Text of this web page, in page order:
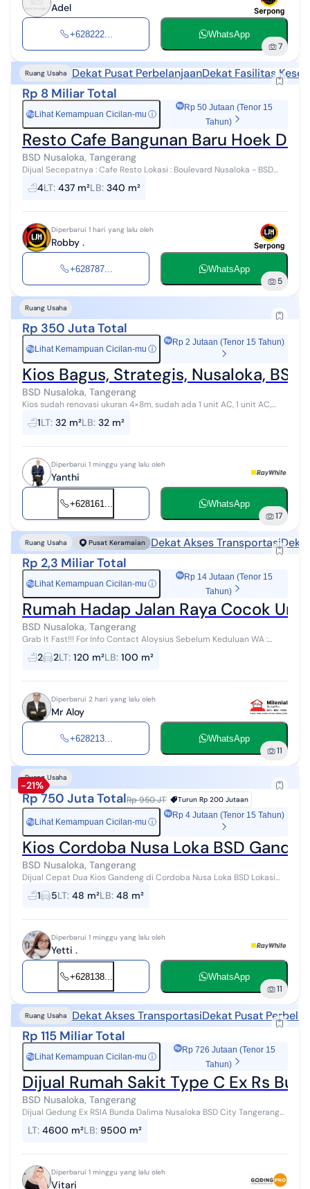
Adel
+628222... WhatsApp
7
Ruang Usaha Dekat Pusat PerbelanjaanDekat Fasilitas
Rp 8 Miliar Total
Rp Lihat Kemampuan Cicilan-mu ⓘ
Rp 50 Jutaan (Tenor 15
Tahun)
Resto Cafe Bangunan Baru Hoek Di
BSD Nusaloka, Tangerang
Dijual Secepatnya : Cafe Resto Lokasi : Boulevard Nusaloka - BSD
City Kondisi : Baru Bangun 2023 - Bagus & Rapi ai LT : 437 M² LB : 340
M² PP...
4LT: 437 m²LB: 340 m²
Diperbarui 1 hari yang lalu oleh
Robby .
+628787... WhatsApp
5
Ruang Usaha
Rp 350 Juta Total
Rp Lihat Kemampuan Cicilan-mu ⓘ
Rp 2 Jutaan (Tenor 15 Tahun)
Kios Bagus, Strategis, Nusaloka, BSD
BSD Nusaloka, Tangerang
Kios sudah renovasi ukuran 4×8m, sudah ada 1 unit AC, 1 unit AC,
CCTV 3, Wifi.
1LT: 32 m²LB: 32 m²
Diperbarui 1 minggu yang lalu oleh
Yanthi
+628161... WhatsApp
17
Ruang Usaha Pusat Keramaian Dekat Akses Transportasi
Rp 2,3 Miliar Total
Rp Lihat Kemampuan Cicilan-mu ⓘ
Rp 14 Jutaan (Tenor 15
Tahun)
Rumah Hadap Jalan Raya Cocok
BSD Nusaloka, Tangerang
Grab It Fast!!! For Info Contact Aloysius Sebelum Keduluan WA :
0821xxxxxxxx Dijual Rumah Depan Jalan Raya Persis Bisa Untuk
Usaha / Kantor / Temp...
2 2LT: 120 m²LB: 100 m²
Diperbarui 2 hari yang lalu oleh
Mr Aloy
+628213... WhatsApp
11
-21%
Ruang Usaha
Rp 750 Juta TotalRp 950 JT Turun Rp 200 Jutaan
Rp Lihat Kemampuan Cicilan-mu ⓘ
Rp 4 Jutaan (Tenor 15 Tahun)
Kios Cordoba Nusa Loka BSD
BSD Nusaloka, Tangerang
Dijual Cepat Dua Kios Gandeng di Cordoba Nusa Loka BSD Lokasi
sudah ramai dan sangat strategis Cocok untuk kantor dan usaha
lainnya Dekat akses to...
1 5LT: 48 m²LB: 48 m²
Diperbarui 1 minggu yang lalu oleh
Yetti .
+628138... WhatsApp
11
Ruang Usaha Dekat Akses TransportasiDekat Pusat
Rp 115 Miliar Total
Rp Lihat Kemampuan Cicilan-mu ⓘ
Rp 726 Jutaan (Tenor 15
Tahun)
Dijual Rumah Sakit Type C Ex Rs
BSD Nusaloka, Tangerang
Dijual Gedung Ex RSIA Bunda Dalima Nusaloka BSD City Tangerang
Selatan Luas Tan...
LT: 4600 m²LB: 9500 m²
Diperbarui 1 minggu yang lalu oleh
Vitari